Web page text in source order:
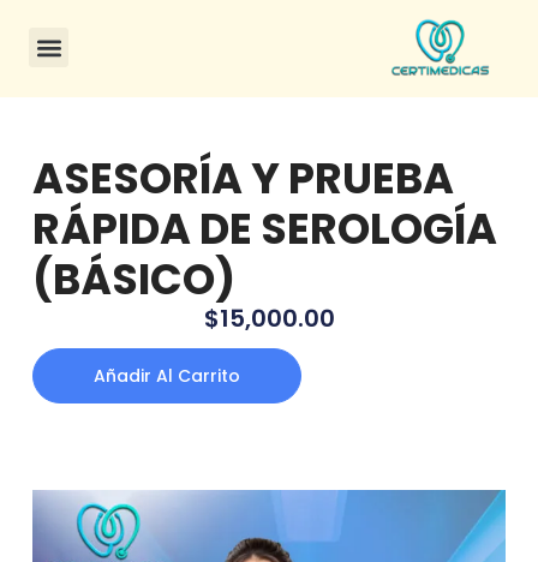
ASESORÍA Y PRUEBA
RÁPIDA DE SEROLOGÍA
(BÁSICO)
$15,000.00
Añadir Al Carrito